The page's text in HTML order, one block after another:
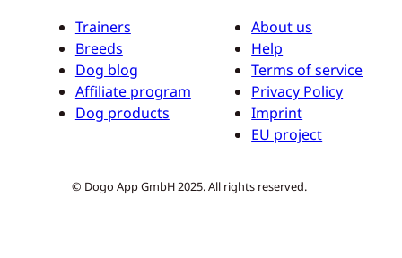
Trainers
Breeds
Dog blog
Affiliate program
Dog products
About us
Help
Terms of service
Privacy Policy
Imprint
EU project
© Dogo App GmbH 2025. All rights reserved.